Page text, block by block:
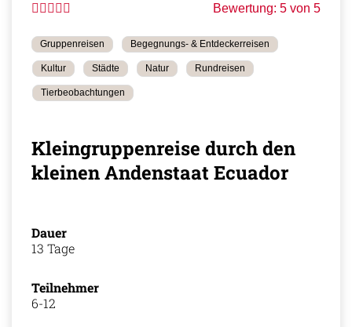
Bewertung: 5 von 5
Gruppenreisen Begegnungs- & Entdeckerreisen
Kultur Städte Natur Rundreisen
Tierbeobachtungen
Kleingruppenreise durch den
kleinen Andenstaat Ecuador
Dauer
13 Tage
Teilnehmer
6-12